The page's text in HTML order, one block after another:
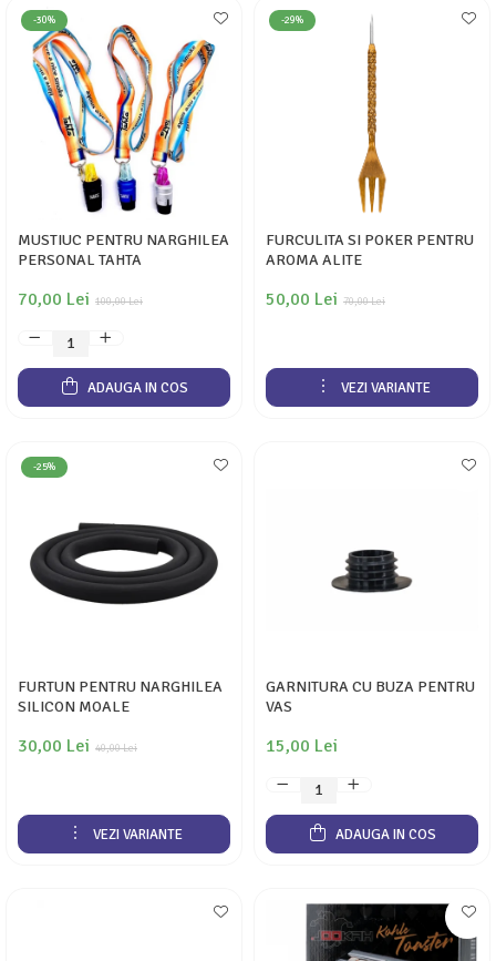
-30%
MUSTIUC PENTRU NARGHILEA
PERSONAL TAHTA
100,00 Lei
70,00 Lei
ADAUGA IN COS
-29%
FURCULITA SI POKER PENTRU
AROMA ALITE
70,00 Lei
50,00 Lei
VEZI VARIANTE
-25%
FURTUN PENTRU NARGHILEA
SILICON MOALE
40,00 Lei
30,00 Lei
VEZI VARIANTE
GARNITURA CU BUZA PENTRU
VAS
15,00 Lei
ADAUGA IN COS